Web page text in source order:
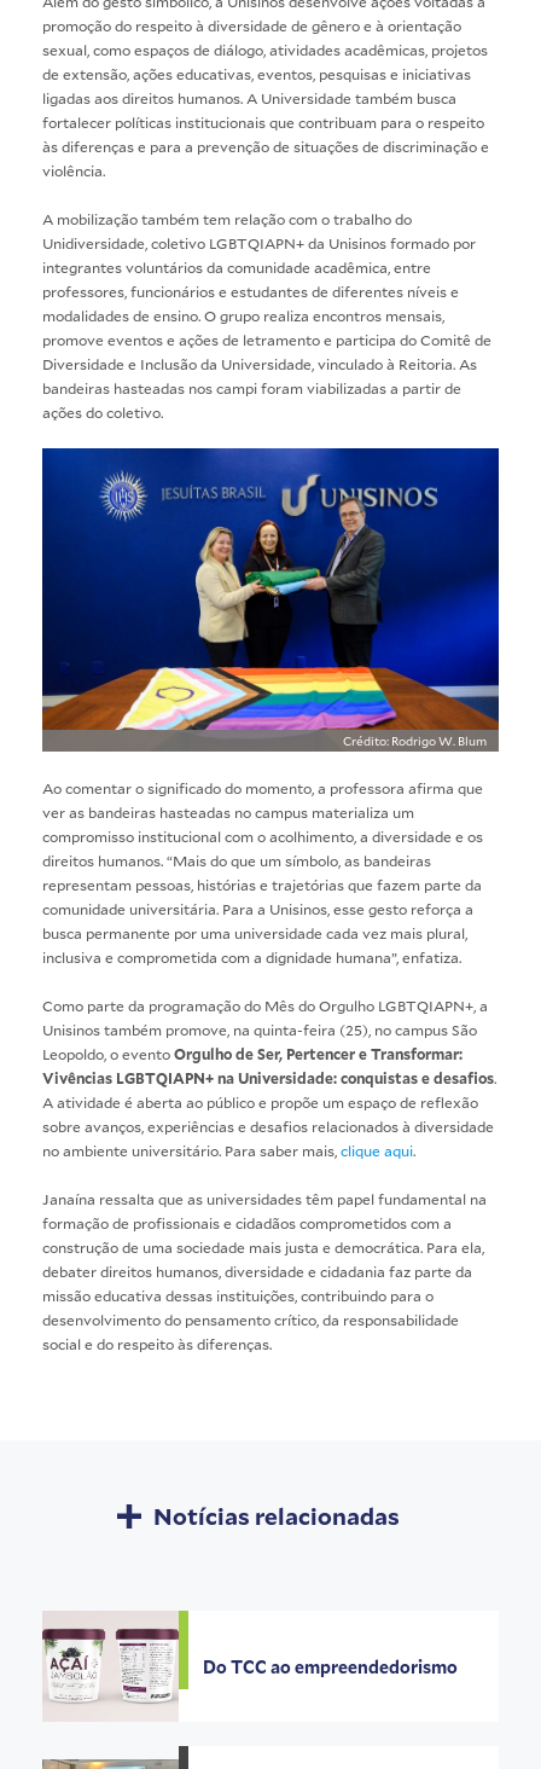
promoção do respeito à diversidade de gênero e à orientação
sexual, como espaços de diálogo, atividades acadêmicas, projetos
de extensão, ações educativas, eventos, pesquisas e iniciativas
ligadas aos direitos humanos. A Universidade também busca
fortalecer políticas institucionais que contribuam para o respeito
às diferenças e para a prevenção de situações de discriminação e
violência.
A mobilização também tem relação com o trabalho do
Unidiversidade, coletivo LGBTQIAPN+ da Unisinos formado por
integrantes voluntários da comunidade acadêmica, entre
professores, funcionários e estudantes de diferentes níveis e
modalidades de ensino. O grupo realiza encontros mensais,
promove eventos e ações de letramento e participa do Comitê de
Diversidade e Inclusão da Universidade, vinculado à Reitoria. As
bandeiras hasteadas nos campi foram viabilizadas a partir de
ações do coletivo.
Crédito: Rodrigo W. Blum
Ao comentar o significado do momento, a professora afirma que
ver as bandeiras hasteadas no campus materializa um
compromisso institucional com o acolhimento, a diversidade e os
direitos humanos. “Mais do que um símbolo, as bandeiras
representam pessoas, histórias e trajetórias que fazem parte da
comunidade universitária. Para a Unisinos, esse gesto reforça a
busca permanente por uma universidade cada vez mais plural,
inclusiva e comprometida com a dignidade humana”, enfatiza.
Como parte da programação do Mês do Orgulho LGBTQIAPN+, a
Unisinos também promove, na quinta-feira (25), no campus São
Leopoldo, o eventoOrgulho de Ser, Pertencer e Transformar:
Vivências LGBTQIAPN+ na Universidade: conquistas e desafios.
A atividade é aberta ao público e propõe um espaço de reflexão
sobre avanços, experiências e desafios relacionados à diversidade
no ambiente universitário. Para saber mais, clique aqui.
Janaína ressalta que as universidades têm papel fundamental na
formação de profissionais e cidadãos comprometidos com a
construção de uma sociedade mais justa e democrática. Para ela,
debater direitos humanos, diversidade e cidadania faz parte da
missão educativa dessas instituições, contribuindo para o
desenvolvimento do pensamento crítico, da responsabilidade
social e do respeito às diferenças.
Notícias relacionadas
Do TCC ao empreendedorismo